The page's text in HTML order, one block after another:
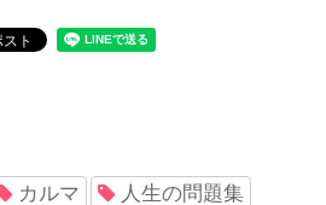
カルマ 人生の問題集